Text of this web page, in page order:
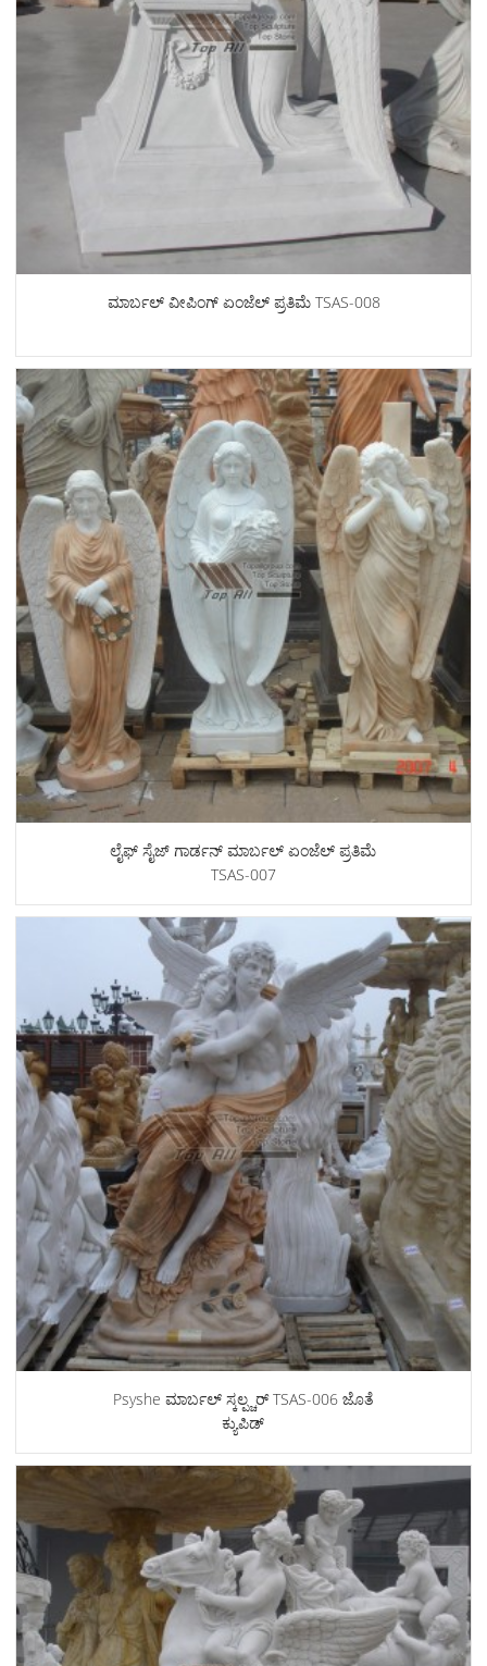
ಮಾರ್ಬಲ್ ವೀಪಿಂಗ್ ಏಂಜೆಲ್ ಪ್ರತಿಮೆ TSAS-008
ಲೈಫ್ ಸೈಜ್ ಗಾರ್ಡನ್ ಮಾರ್ಬಲ್ ಏಂಜೆಲ್ ಪ್ರತಿಮೆ
TSAS-007
Psyshe ಮಾರ್ಬಲ್ ಸ್ಕಲ್ಪ್ಚರ್ TSAS-006 ಜೊತೆ
ಕ್ಯುಪಿಡ್